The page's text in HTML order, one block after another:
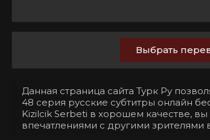
Выбрать
Данная страница сайта Турк Ру
48 серия русские субтитры онлайн
Kizilcik Serbeti в хорошем качестве,
впечатлениями с другими зрителями